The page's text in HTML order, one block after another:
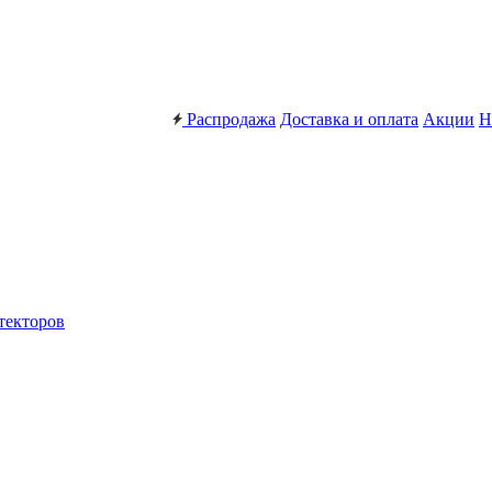
Распродажа Доставка и оплата Акции